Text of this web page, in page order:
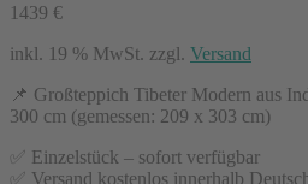
1439 €
inkl. 19 % MwSt. zzgl. Versand
📌 Großteppich Tibeter Modern aus
300 cm (gemessen: 209 x 303 cm)
✅ Einzelstück – sofort verfügbar
✅ Versand kostenlos innerhalb